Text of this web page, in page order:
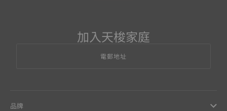
加入天梭家庭
電郵地址
品牌